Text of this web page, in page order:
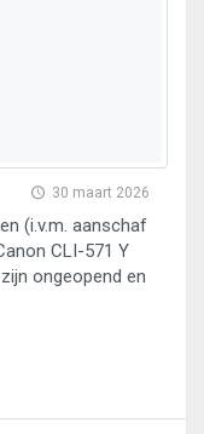
30 maart 2026
(i.v.m. aanschaf
CLI-571 Y
ongeopend en